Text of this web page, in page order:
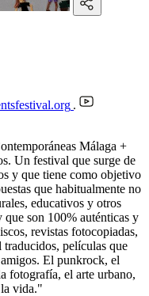
Málaga +
Un festival que surge de
y que tiene como objetivo
que habitualmente no
educativos y otros
que son 100% auténticas y
revistas fotocopiadas,
películas que
El punkrock, el
fotografía, el arte urbano,
vida."